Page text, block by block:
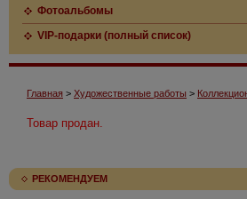
Фотоальбомы
VIP-подарки (полный список)
Главная > Художественные работы >
Товар продан.
РЕКОМЕНДУЕМ